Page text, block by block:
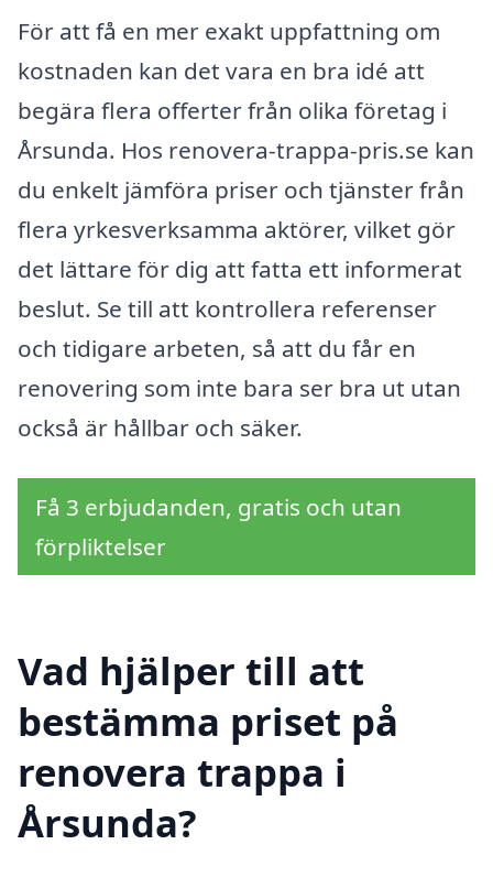
För att få en mer exakt uppfattning om
kostnaden kan det vara en bra idé att
begära flera offerter från olika företag i
Årsunda. Hos renovera-trappa-pris.se kan
du enkelt jämföra priser och tjänster från
flera yrkesverksamma aktörer, vilket gör
det lättare för dig att fatta ett informerat
beslut. Se till att kontrollera referenser
och tidigare arbeten, så att du får en
renovering som inte bara ser bra ut utan
också är hållbar och säker.
Få 3 erbjudanden, gratis och utan
förpliktelser
Vad hjälper till att
bestämma priset på
renovera trappa i
Årsunda?